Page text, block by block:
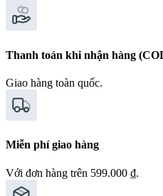
Thanh toán khi nhận hàng
Giao hàng toàn quốc.
Miễn phí giao hàng
Với đơn hàng trên 599.000 ₫.